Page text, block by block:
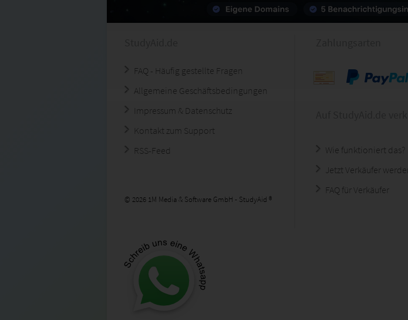
FAQ - Häufig gestellte Fragen
Allgemeine Geschäftsbedingungen
Impressum & Datenschutz
Kontakt zum Support
RSS-Feed
© 2026 1M Media & Software GmbH - StudyAid ®
Wie funktioniert das?
Jetzt Verkäufer
FAQ für Verkäufer